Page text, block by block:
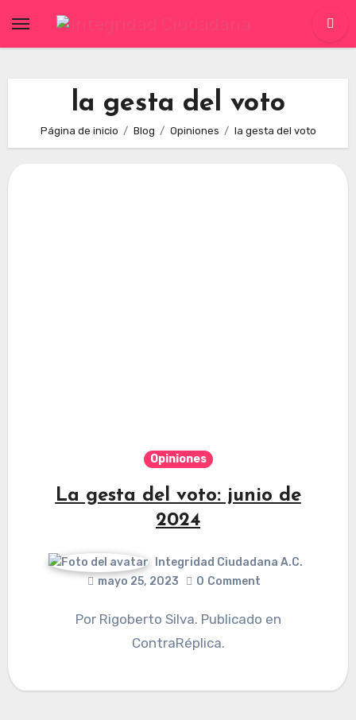
la gesta del voto
Página de inicio Blog Opiniones la gesta del voto
Opiniones
La gesta del voto: junio de
2024
Integridad Ciudadana A.C.
mayo 25, 2023
0 Comment
Por Rigoberto Silva. Publicado en
ContraRéplica.